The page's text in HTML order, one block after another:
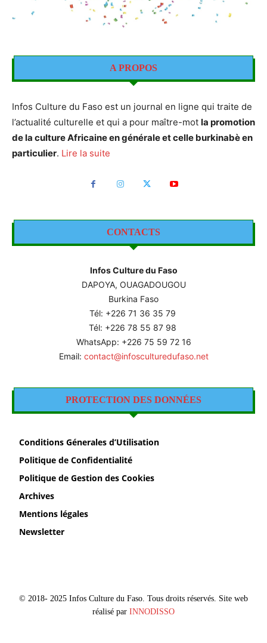
A PROPOS
Infos Culture du Faso est un journal en ligne qui traite de
l’actualité culturelle et qui a pour maître-mot la promotion
de la culture Africaine en générale et celle burkinabè en
particulier. Lire la suite
CONTACTS
Infos Culture du Faso
DAPOYA, OUAGADOUGOU
Burkina Faso
Tél: +226 71 36 35 79
Tél: +226 78 55 87 98
WhatsApp: +226 75 59 72 16
Email: contact@infosculturedufaso.net
PROTECTION DES DONNÉES
Conditions Génerales d’Utilisation
Politique de Confidentialité
Politique de Gestion des Cookies
Archives
Mentions légales
Newsletter
© 2018- 2025 Infos Culture du Faso. Tous droits réservés. Site web
réalisé par INNODISSO